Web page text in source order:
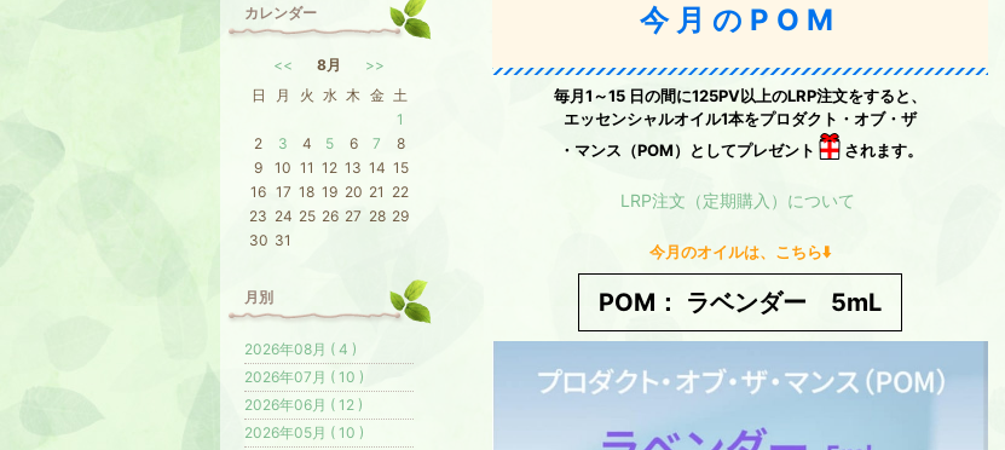
今月のPOM
毎月1～15 日の間に125PV以上のLRP注文をすると、
エッセンシャルオイル1本をプロダクト・オブ・ザ
・マンス（POM）としてプレゼント
されます。
LRP注文（定期購入）について
今月のオイルは、こちら⬇️
POM： ラベンダー 5mL
カレンダー
<< 8月
>>
日
月 火 水 木 金 土
1
2
3 4 5 6 7
8
9
10 11 12 13 14 15
16 17 18 19 20 21 22
23 24 25 26 27 28 29
30 31
月別
2026年08月 ( 4 )
2026年07月 ( 10 )
2026年06月 ( 12 )
2026年05月 ( 10 )